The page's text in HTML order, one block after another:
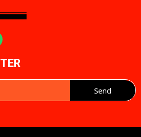
Send